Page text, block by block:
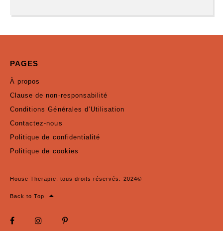
PAGES
À propos
Clause de non-responsabilité
Conditions Générales d’Utilisation
Contactez-nous
Politique de confidentialité
Politique de cookies
House Therapie, tous droits réservés. 2024©
Back to Top